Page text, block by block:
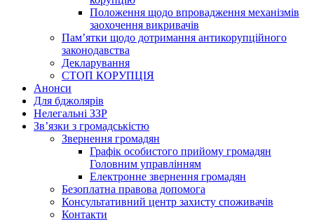
Положення щодо впровадження механізмів
заохочення викривачів
Пам’ятки щодо дотримання антикорупційного
законодавства
Декларування
СТОП КОРУПЦІЯ
Анонси
Для бджолярів
Нелегальні ЗЗР
Зв’язки з громадськістю
Звернення громадян
Графік особистого прийому громадян
Головним управлінням
Електронне звернення громадян
Безоплатна правова допомога
Консультативний центр захисту споживачів
Контакти